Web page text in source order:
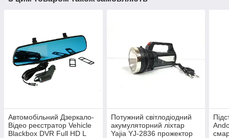
Автомобільний Дзеркало-
Відео реєстратор Vehicle
Blackbox DVR Full HD L
Потужний світлодіодний
акумуляторний ліхтар
Yajia YJ-2836 прожектор